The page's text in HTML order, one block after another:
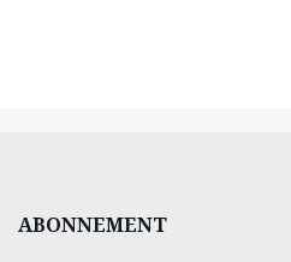
ABONNEMENT